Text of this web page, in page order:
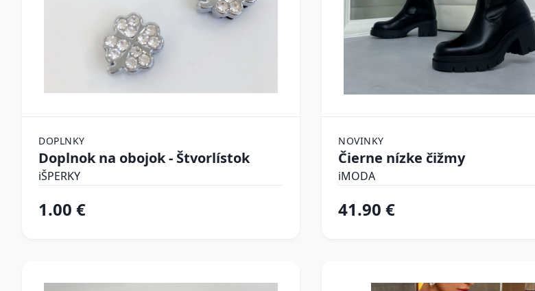
DOPLNKY
Doplnok na obojok - Štvorlístok
iŠPERKY
1.00 €
NOVINKY
Čierne nízke čižmy
iMODA
41.90 €